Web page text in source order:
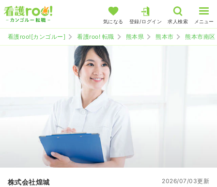
気になる 登録/ログイン 求人検索 メニュー
看護roo![カンゴルー] 看護roo! 転職 熊本県 熊本市 熊本市南区
株式会社煌城 2026/07/03更新